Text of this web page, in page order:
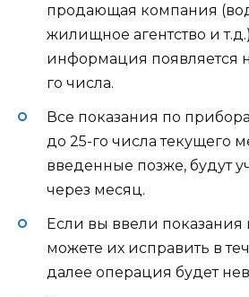
продающая компания
жилищное агентство и
информация появляется
го числа.
Все показания по
до 25-го числа текущего
введенные позже, будут
через месяц.
Если вы ввели показания
можете их исправить в
далее операция будет